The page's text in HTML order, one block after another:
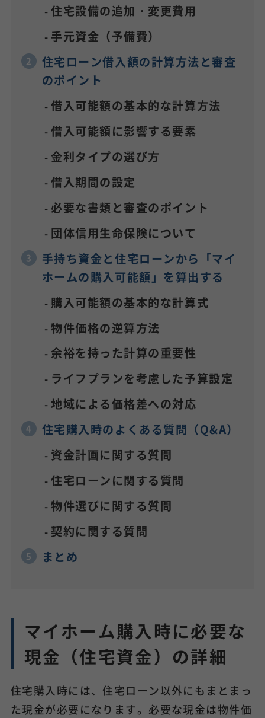
住宅設備の追加・変更費用
手元資金（予備費）
住宅ローン借入額の計算方法と審査
のポイント
借入可能額の基本的な計算方法
借入可能額に影響する要素
金利タイプの選び方
借入期間の設定
必要な書類と審査のポイント
団体信用生命保険について
手持ち資金と住宅ローンから「マイ
ホームの購入可能額」を算出する
購入可能額の基本的な計算式
物件価格の逆算方法
余裕を持った計算の重要性
ライフプランを考慮した予算設定
地域による価格差への対応
住宅購入時のよくある質問（Q&A）
資金計画に関する質問
住宅ローンに関する質問
物件選びに関する質問
契約に関する質問
まとめ
マイホーム購入時に必要な
現金（住宅資金）の詳細
住宅購入時には、住宅ローン以外にもまとまっ
た現金が必要になります。必要な現金は物件価